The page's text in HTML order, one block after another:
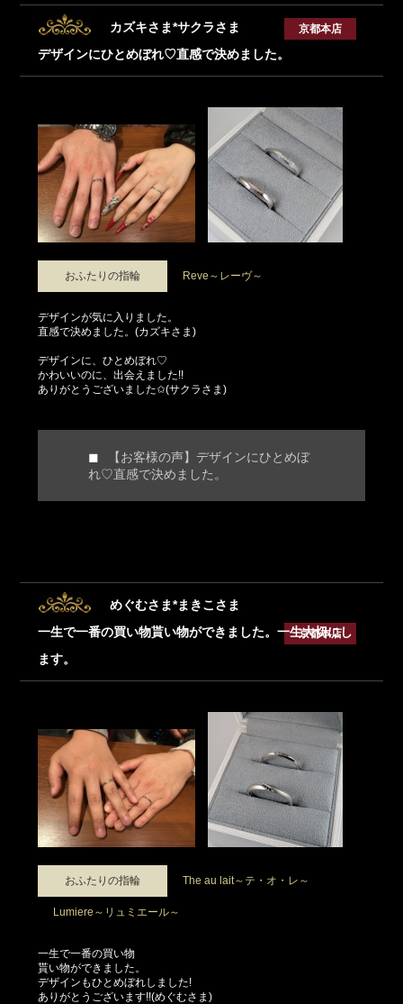
カズキさま*サクラさま
デザインにひとめぼれ♡直感で決めました。
京都本店
おふたりの指輪 Reve～レーヴ～
デザインが気に入りました。
直感で決めました。(カズキさま)
デザインに、ひとめぼれ♡
かわいいのに、出会えました!!
ありがとうございました✩(サクラさま)
【お客様の声】デザインにひとめぼ
れ♡直感で決めました。
めぐむさま*まきこさま
一生で一番の買い物貰い物ができました。一生大切にし
ます。
京都本店
おふたりの指輪 The au lait～テ・オ・レ～
Lumiere～リュミエール～
一生で一番の買い物
貰い物ができました。
デザインもひとめぼれしました!
ありがとうございます!!(めぐむさま)